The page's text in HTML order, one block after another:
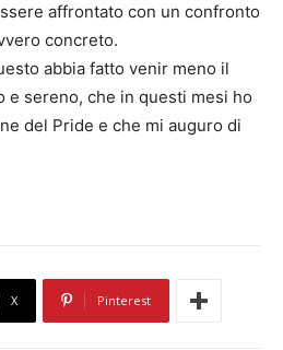
affrontato con un confronto
concreto.
abbia fatto venir meno il
e sereno, che in questi mesi ho
del Pride e che mi auguro di
X Pinterest